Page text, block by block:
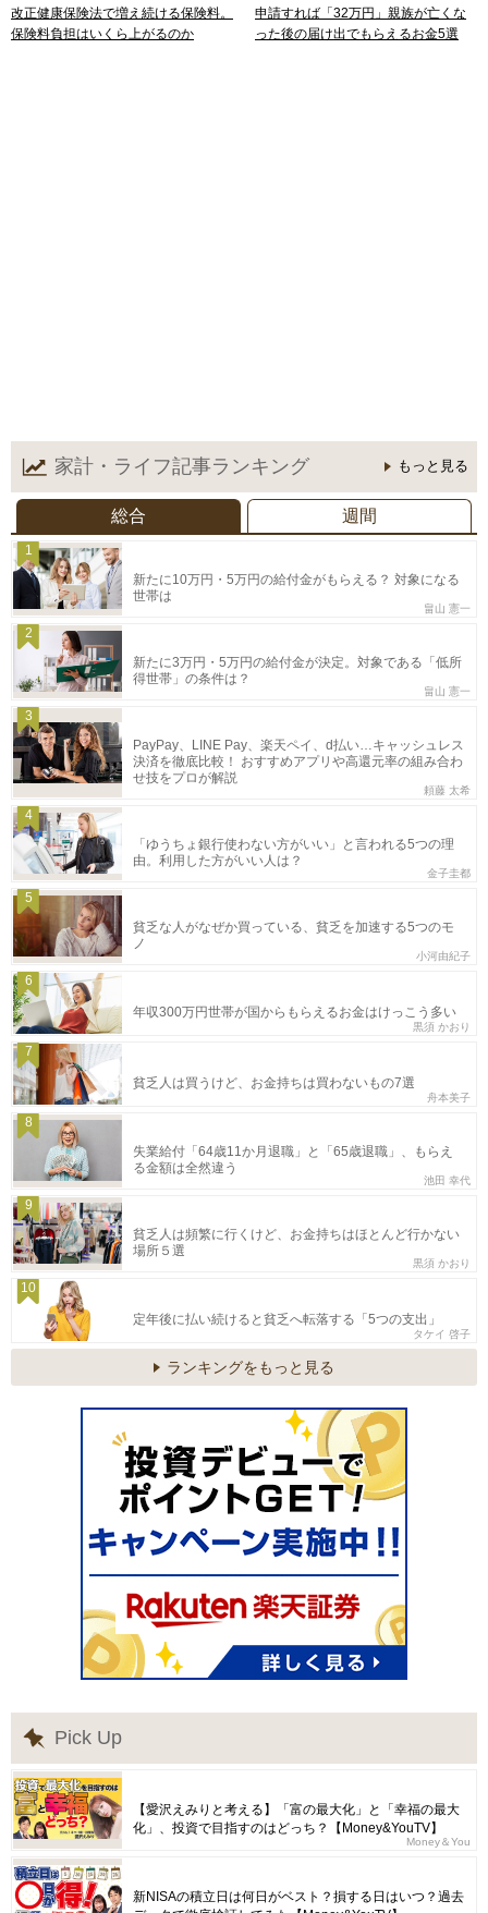
改正健康保険法で増え続ける保険料。
保険料負担はいくら上がるのか
申請すれば「32万円」親族が亡くな
った後の届け出でもらえるお金5選
家計・ライフ記事ランキング もっと見る
総合 週間
1
新たに10万円・5万円の給付金がもらえる？ 対象になる
世帯は
畠山 憲一
2
新たに3万円・5万円の給付金が決定。対象である「低所
得世帯」の条件は？
畠山 憲一
3
PayPay、LINE Pay、楽天ペイ、d払い…キャッシュレス
決済を徹底比較！ おすすめアプリや高還元率の組み合わ
せ技をプロが解説
頼藤 太希
4
「ゆうちょ銀行使わない方がいい」と言われる5つの理
由。利用した方がいい人は？
金子圭都
5
貧乏な人がなぜか買っている、貧乏を加速する5つのモ
ノ
小河由紀子
6
年収300万円世帯が国からもらえるお金はけっこう多い
黒須 かおり
7
貧乏人は買うけど、お金持ちは買わないもの7選
舟本美子
8
失業給付「64歳11か月退職」と「65歳退職」、もらえ
る金額は全然違う
池田 幸代
9
貧乏人は頻繁に行くけど、お金持ちはほとんど行かない
場所５選
黒須 かおり
10
定年後に払い続けると貧乏へ転落する「5つの支出」
タケイ 啓子
ランキングをもっと見る
Pick Up
【愛沢えみりと考える】「富の最大化」と「幸福の最大
化」、投資で目指すのはどっち？【Money&YouTV】
Money＆You
新NISAの積立日は何日がベスト？損する日はいつ？過去